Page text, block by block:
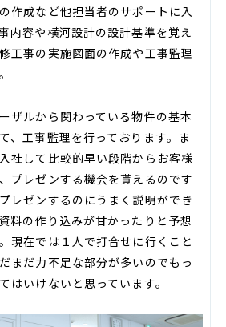
作成など他担当者のサポートに入
内容や横河設計の設計基準を覚え
工事の実施図面の作成や工事監理
ザルから関わっている物件の基本
、工事監理を行っております。ま
社して比較的早い段階からお客様
プレゼンする機会を貰えるのです
レゼンするのにうまく説明ができ
料の作り込みが甘かったりと予想
現在では１人で打合せに行くこと
まだ力不足な部分が多いのでもっ
はいけないと思っています。